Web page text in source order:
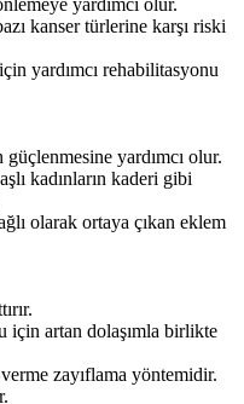
kanser türlerine karşı riski
yardımcı rehabilitasyonu
yardımcı olur.
kadınların kaderi gibi
olarak ortaya çıkan eklem
için artan dolaşımla birlikte
zayıflama yöntemidir.